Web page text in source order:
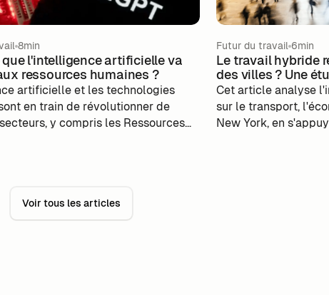
8min
que l'intelligence artificielle va
ressources humaines ?
artificielle et les technologies
en train de révolutionner de
y compris les Ressources
sont multiples. Dans cet article,
comment l'IA et ses outils
Futur du travail 6min
Le travail hybride
des villes ? Une
Cet article analyse
sur le transport,
New York, en
Voir tous les articles